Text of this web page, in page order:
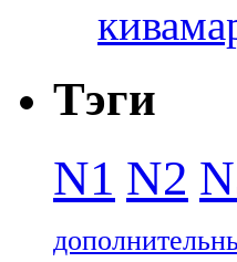
Тэги
N1 N2